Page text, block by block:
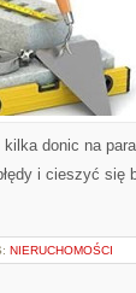
donic na
i cieszyć się
NIERUCHOMOŚCI